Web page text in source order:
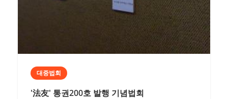
대중법회
'法友' 통권200호 발행 기념법회